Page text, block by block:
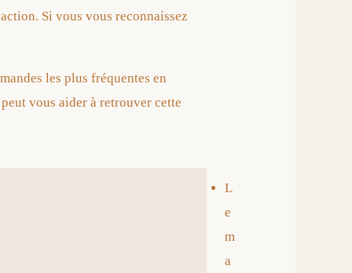
Si vous vous reconnaissez
les plus fréquentes en
vous aider à retrouver cette
L
e
m
a